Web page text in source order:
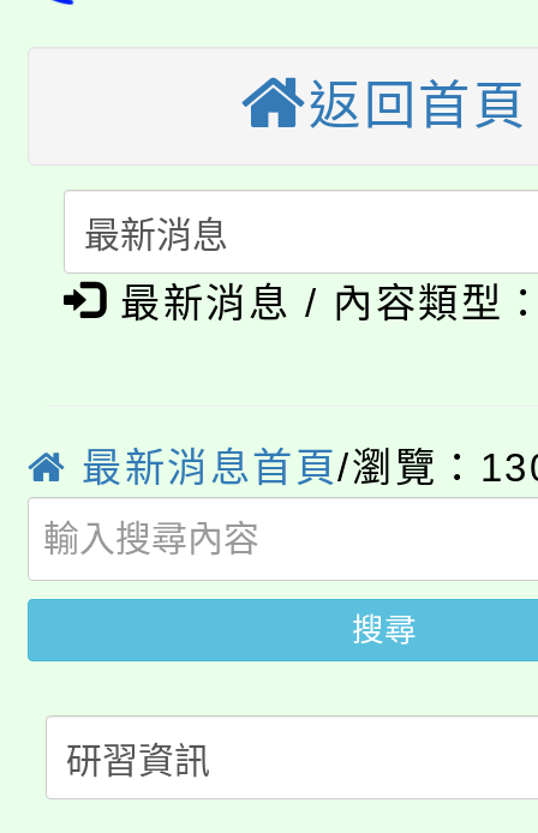
視費優惠，中低收入戶
半價優惠，詳情可洽有
者。
份教師增能研習
大溪自造教育及科技
份教師研習
會
115年食農教育專業人
程
「本色祭」8/29、30在
場熱烈登場!
8/21下午1時於龍潭區
局官網。
8月14至27日，桃園電
開!
115年桃園市運動會8/
田徑場及游泳池舉行。
桃園市低收入戶享有免
視費優惠，中低收入戶
半價優惠，詳情可洽有
者。
大園自造教育及科技
份教師研習
淨零綠生活教案入校路
115年食農教育專業人
返回首頁
最新消息 / 內容類型
最新消息首頁/瀏覽：
搜尋